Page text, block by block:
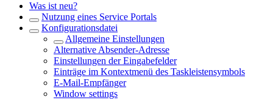
Was ist neu?
Nutzung eines Service Portals
Konfigurationsdatei
Allgemeine Einstellungen
Alternative Absender-Adresse
Einstellungen der Eingabefelder
Einträge im Kontextmenü des Taskleistensymbols
E-Mail-Empfänger
Window settings